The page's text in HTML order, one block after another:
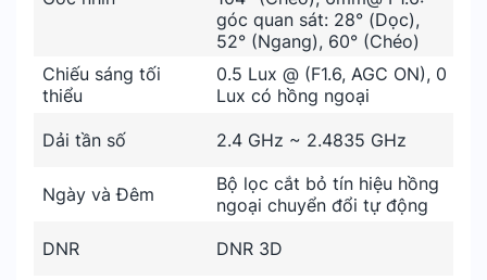
góc quan sát: 28° (Dọc),
52° (Ngang), 60° (Chéo)
Chiếu sáng tối
thiểu
0.5 Lux @ (F1.6, AGC ON), 0
Lux có hồng ngoại
Dải tần số 2.4 GHz ~ 2.4835 GHz
Ngày và Đêm
Bộ lọc cắt bỏ tín hiệu hồng
ngoại chuyển đổi tự động
DNR
DNR 3D